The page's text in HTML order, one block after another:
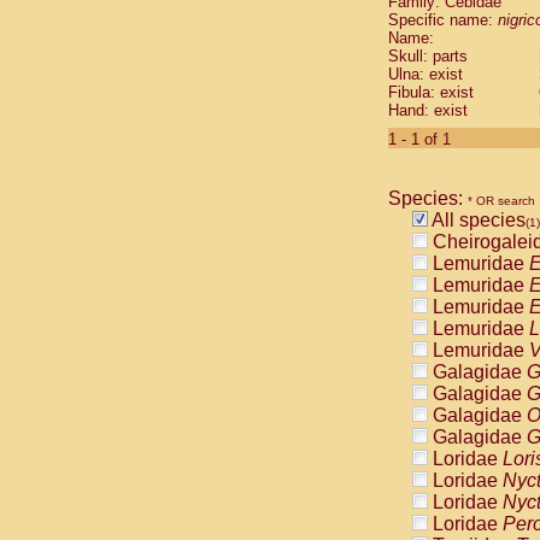
Cebidae
Cebidae
Cebidae
Cebidae
Cebidae
Cebidae
Cebidae
Cebidae
Cebidae
Cebidae
Cebidae
Cebidae
Atelidae
Atelidae
Atelidae
Atelidae
Atelidae
Atelidae
Atelidae
Atelidae
Atelidae
Atelidae
Pitheciidae
Specific name:
Name:
Skull: parts
Ulna: exist
Fibula: exist
Hand: exist
1 - 1 of 1
Species: * OR search
All species(1)
Lemuridae
Lemuridae
Lemuridae
Lemuridae
Lemuridae
Galagidae
Galagidae
Galagidae
Galagidae
Loridae
Loridae
Loridae
Loridae